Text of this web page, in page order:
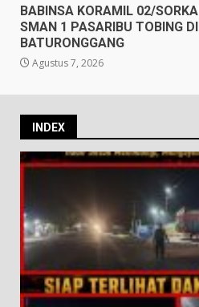
BABINSA KORAMIL 02/
SMAN 1 PASARIBU TOBING
BATURONGGANG
Agustus 7, 2026
INDEX